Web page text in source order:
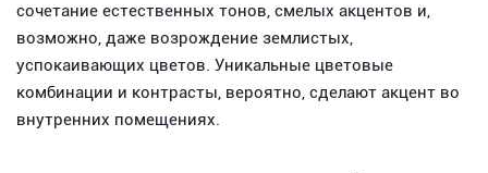
сочетание естественных тонов, смелых акцентов и,
возможно, даже возрождение землистых,
успокаивающих цветов. Уникальные цветовые
комбинации и контрасты, вероятно, сделают акцент во
внутренних помещениях.